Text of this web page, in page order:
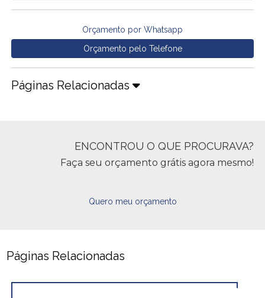
Orçamento por Whatsapp
Orçamento pelo Telefone
Páginas Relacionadas
ENCONTROU O QUE PROCURAVA?
Faça seu orçamento grátis agora mesmo!
Quero meu orçamento
Páginas Relacionadas